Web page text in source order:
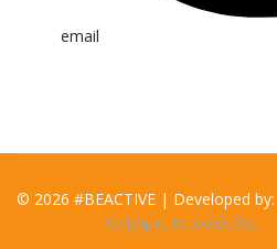
email
© 2026 #BEACTIVE | Developed by:
Χρήσιμες Ιστοσελίδες